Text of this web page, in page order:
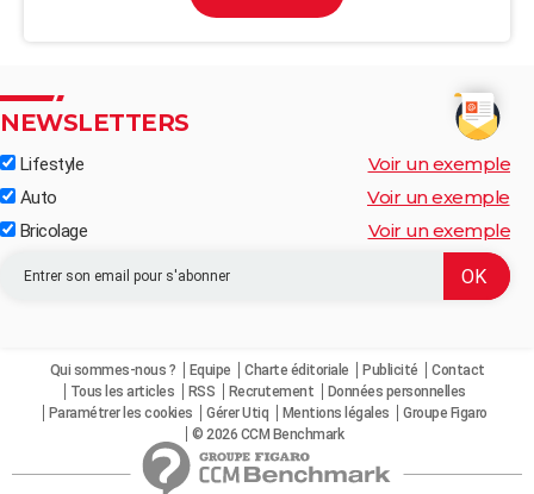
NEWSLETTERS
Lifestyle Voir un exemple
Auto Voir un exemple
Bricolage Voir un exemple
Qui sommes-nous ? Equipe Charte éditoriale Publicité
Contact
Tous les articles
RSS Recrutement
Données personnelles
Paramétrer les cookies
Gérer Utiq Mentions légales
Groupe Figaro
© 2026 CCM Benchmark